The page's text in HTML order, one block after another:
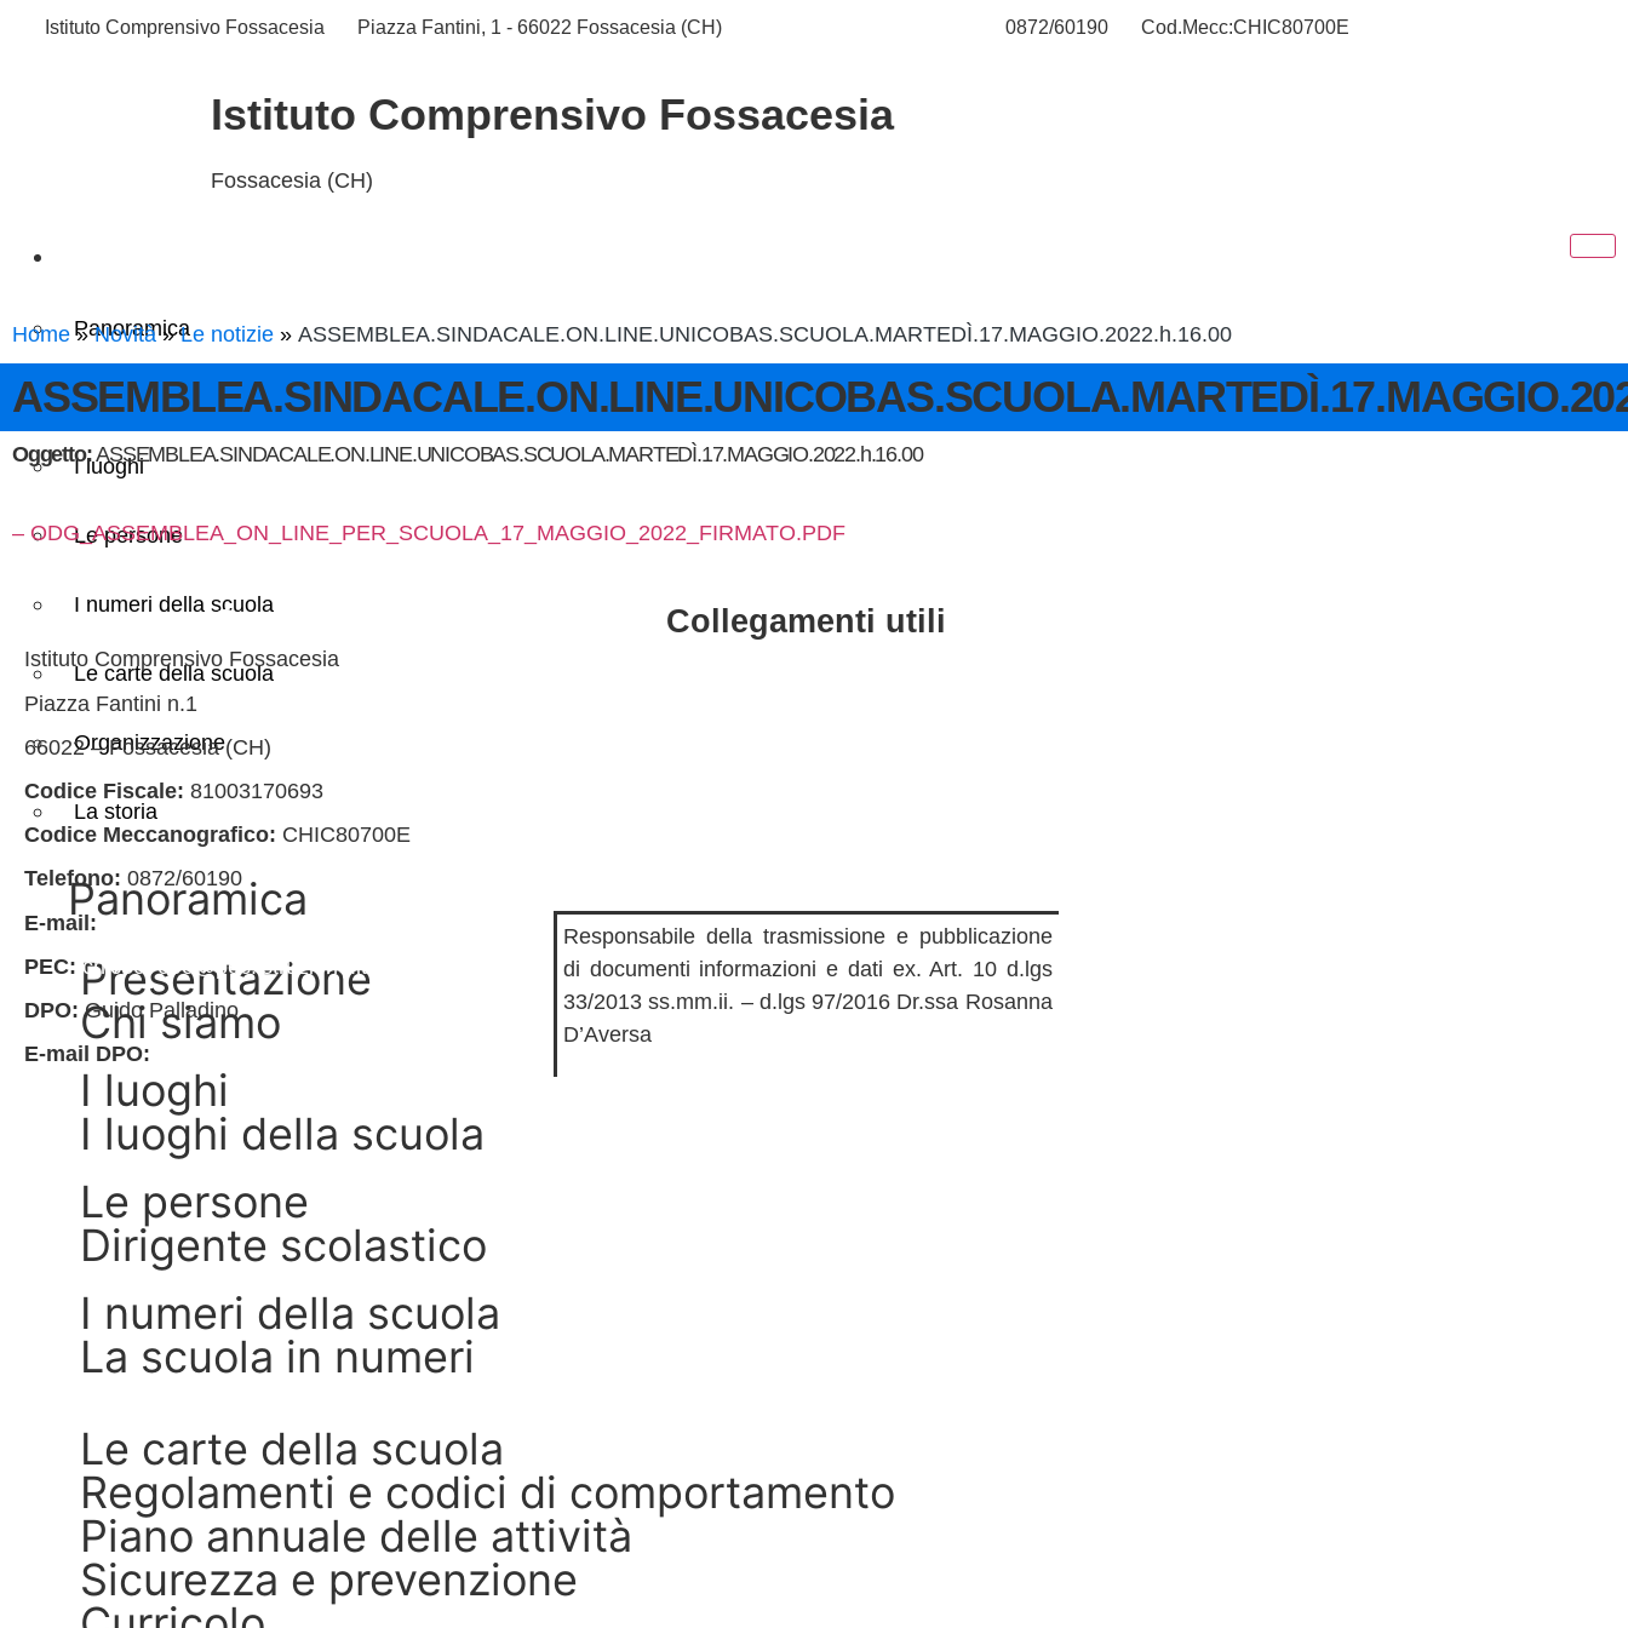
Istituto Comprensivo Fossacesia Piazza Fantini, 1 - 66022 Fossacesia (CH) 0872/60190 Cod.Mecc:CHIC80700E
Istituto Comprensivo Fossacesia
Fossacesia (CH)
Panoramica
Presentazione
I luoghi
Le persone
I numeri della scuola
Le carte della scuola
Organizzazione
La storia
Panoramica
Presentazione
Chi siamo
I luoghi
I luoghi della scuola
Le persone
Dirigente scolastico
I numeri della scuola
La scuola in numeri
Le carte della scuola
Regolamenti e codici di comportamento
Piano annuale delle attività
Sicurezza e prevenzione
Home Novità Le notizie ASSEMBLEA.SINDACALE.ON.LINE.UNICOBAS.SCUOLA.MARTEDÌ.17.MAGGIO.2022.h.16.00
Oggetto:ASSEMBLEA.SINDACALE.ON.LINE.UNICOBAS.SCUOLA.MARTEDÌ.17.MAGGIO.2022.h.16.00
– ODG_ASSEMBLEA_ON_LINE_PER_SCUOLA_17_MAGGIO_2022_FIRMATO.PDF
Contatti
Istituto Comprensivo Fossacesia
Piazza Fantini n.1
66022 – Fossacesia (CH)
Codice Fiscale: 81003170693
Codice Meccanografico: CHIC80700E
Telefono: 0872/60190
E-mail: chic80700e@istruzione.it
PEC: chic80700e@pec.istruzione.it
DPO: Guido Palladino
E-mail DPO:
Collegamenti utili
Responsabile della trasmissione e pubblicazione
di documenti informazioni e dati ex. Art. 10 d.lgs
33/2013 ss.mm.ii. – d.lgs 97/2016 Dr.ssa Rosanna
D’Aversa